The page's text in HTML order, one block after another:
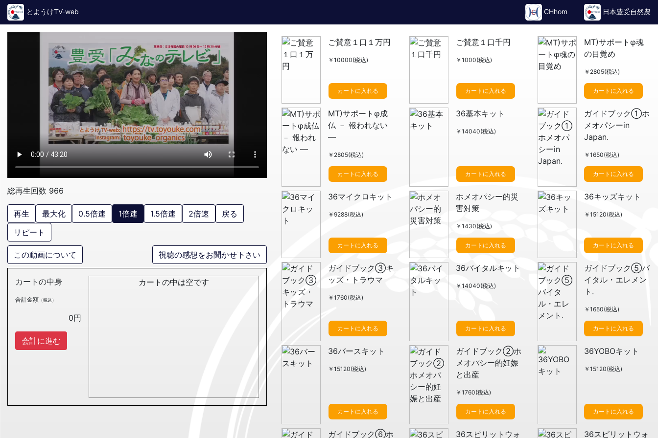
とようけTV-web CHhom 日本豊受自然農
総再生回数 966
再生 最大化 0.5倍速 1倍速 1.5倍速 2倍速
戻る
リピート
この動画について 視聴の感想をお聞かせ下さい
カートの中身
合計金額 （税込）
0円
会計に進む
カートの中は空です
ご賛意１口１万円
￥10000(税込)
カートに入れる
ご賛意１口千円
￥1000(税込)
カートに入れる
MT)サポートφ魂
の目覚め
￥2805(税込)
カートに入れる
MT)サポートφ成
仏 － 報われない
―
￥2805(税込)
カートに入れる
36基本キット
￥14040(税込)
カートに入れる
ガイドブック①ホ
メオパシーin
Japan.
￥1650(税込)
カートに入れる
36マイクロキット
￥9288(税込)
カートに入れる
ホメオパシー的災
害対策
￥1430(税込)
カートに入れる
36キッズキット
￥15120(税込)
カートに入れる
ガイドブック③キ
ッズ・トラウマ
￥1760(税込)
カートに入れる
36バイタルキット
￥14040(税込)
カートに入れる
ガイドブック⑤バ
イタル・エレメン
ト.
￥1650(税込)
カートに入れる
36バースキット
￥15120(税込)
カートに入れる
ガイドブック②ホ
メオパシー的妊娠
と出産
￥1760(税込)
カートに入れる
36YOBOキット
￥15120(税込)
カートに入れる
ガイドブック⑥ホ 36スピリットウォ 36スピリットウォ